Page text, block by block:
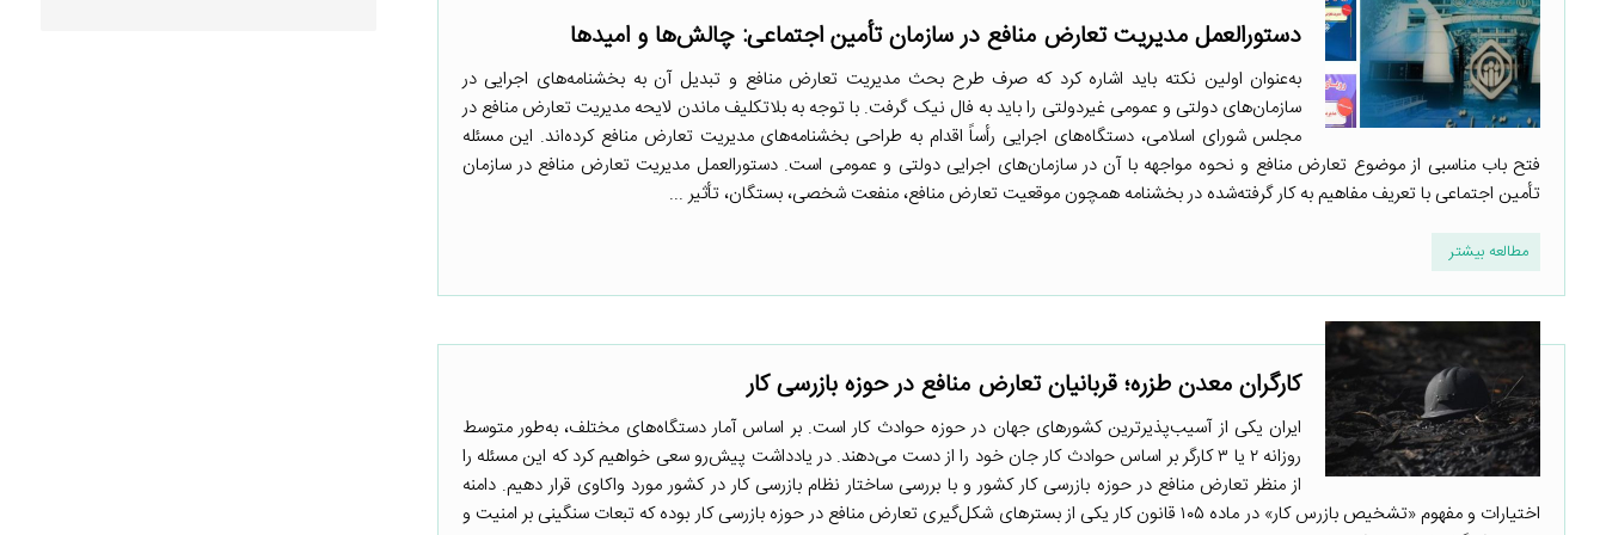
دستورالعمل مدیریت تعارض منافع در سازمان تأمین اجتماعی: چالش‌ها و امیدها
به‌عنوان اولین نکته باید اشاره کرد که صرف طرح بحث مدیریت تعارض منافع و تبدیل آن به بخشنامه‌های اجرایی در
سازمان‌های دولتی و عمومی غیردولتی را باید به فال نیک گرفت. با توجه به بلاتکلیف ماندن لایحه مدیریت تعارض منافع در
مجلس شورای اسلامی، دستگاه‌های اجرایی رأساً اقدام به طراحی بخشنامه‌های مدیریت تعارض منافع کرده‌اند. این مسئله
فتح باب مناسبی از موضوع تعارض منافع و نحوه مواجهه با آن در سازمان‌های اجرایی دولتی و عمومی است. دستورالعمل مدیریت تعارض منافع در سازمان
تأمین اجتماعی با تعریف مفاهیم به کار گرفته‌شده در بخشنامه همچون موقعیت تعارض منافع، منفعت شخصی، بستگان، تأثیر ...
مطالعه بیشتر
کارگران معدن طزره؛ قربانیان تعارض منافع در حوزه بازرسی کار
ایران یکی از آسیب‌پذیرترین کشورهای جهان در حوزه حوادث کار است. بر اساس آمار دستگاه‌های مختلف، به‌طور متوسط
روزانه ۲ یا ۳ کارگر بر اساس حوادث کار جان خود را از دست می‌دهند. در یادداشت پیش‌رو سعی خواهیم کرد که این مسئله را
از منظر تعارض منافع در حوزه بازرسی کار کشور و با بررسی ساختار نظام بازرسی کار در کشور مورد واکاوی قرار دهیم. دامنه
اختیارات و مفهوم «تشخیص بازرس کار» در ماده ۱۰۵ قانون کار یکی از بسترهای شکل‌گیری تعارض منافع در حوزه بازرسی کار بوده که تبعات سنگینی بر امنیت و